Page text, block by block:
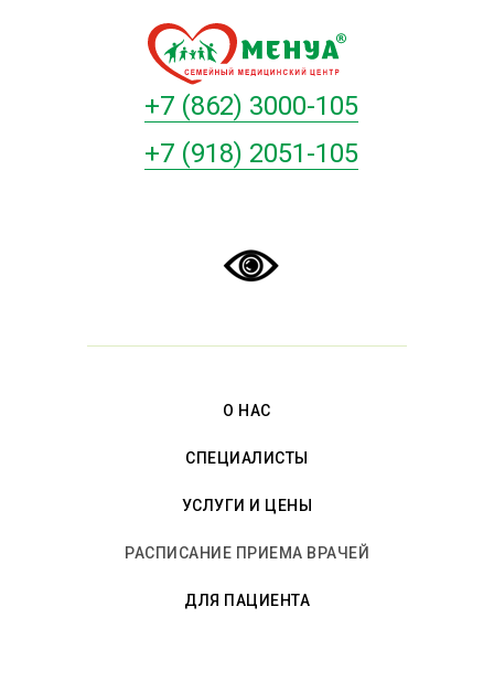
+7 (862) 3000-105
+7 (918) 2051-105
О НАС
СПЕЦИАЛИСТЫ
УСЛУГИ И ЦЕНЫ
РАСПИСАНИЕ ПРИЕМА ВРАЧЕЙ
ДЛЯ ПАЦИЕНТА